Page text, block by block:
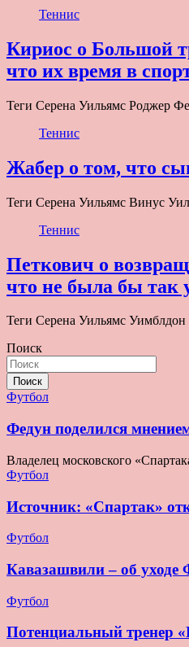
Теннис
Кириос о Большой
что их время в
Теги Серена Уильямс Роджер
Теннис
Жабер о том, что
Теги Серена Уильямс Винус
Теннис
Петкович о
что не была бы так
Теги Серена Уильямс
Поиск
Поиск
Футбол
Федун поделился
Владелец московского
Футбол
Источник: «Спартак»
Футбол
Кавазашвили – об уходе
Футбол
Потенциальный тренер